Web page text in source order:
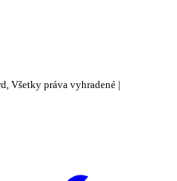
Všetky práva vyhradené |